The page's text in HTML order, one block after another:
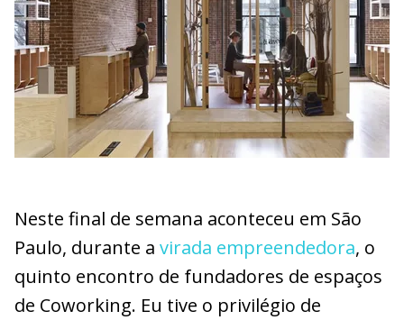
Neste final de semana aconteceu em São
Paulo, durante a virada empreendedora, o
quinto encontro de fundadores de espaços
de Coworking. Eu tive o privilégio de